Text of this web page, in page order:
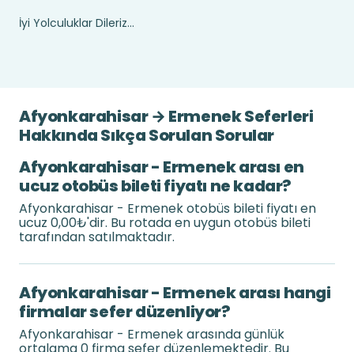
İyi Yolculuklar Dileriz...
Afyonkarahisar → Ermenek Seferleri
Hakkında Sıkça Sorulan Sorular
Afyonkarahisar - Ermenek arası en
ucuz otobüs bileti fiyatı ne kadar?
Afyonkarahisar - Ermenek otobüs bileti fiyatı en
ucuz 0,00₺'dir. Bu rotada en uygun otobüs bileti
tarafından satılmaktadır.
Afyonkarahisar - Ermenek arası hangi
firmalar sefer düzenliyor?
Afyonkarahisar - Ermenek arasında günlük